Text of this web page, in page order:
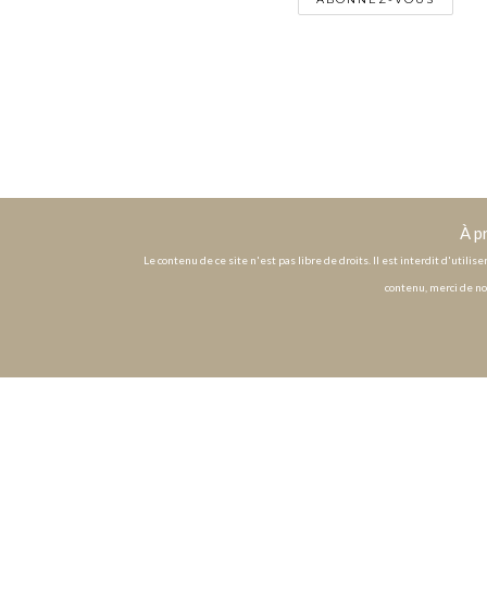
À
Le contenu de ce site n'est pas libre de droits. Il est interdit
contenu, merci de